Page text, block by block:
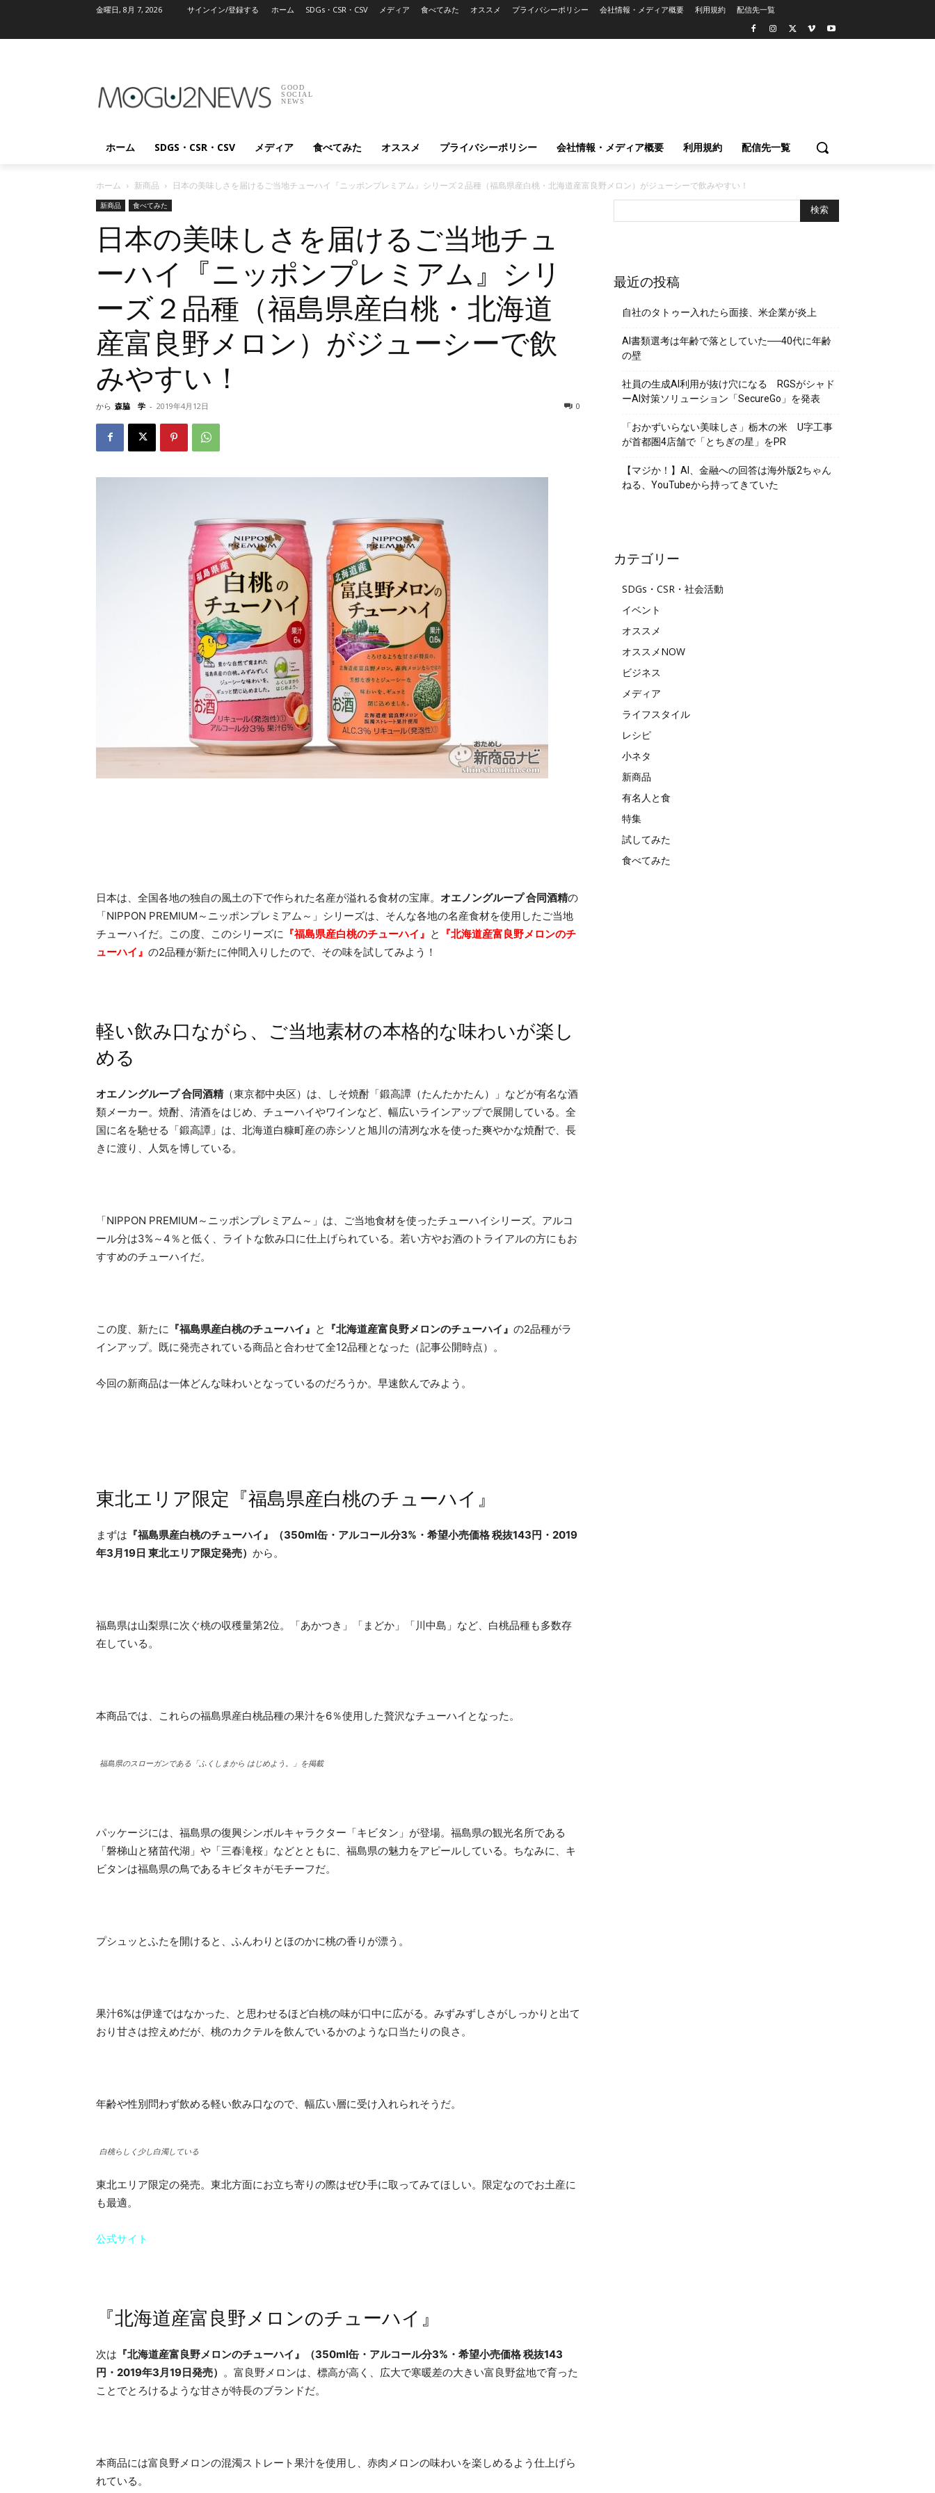
金曜日, 8月 7, 2026 サインイン/登録する ホーム SDGs・CSR・CSV メディア 食べてみた オススメ プライバシーポリシー 会社情報・メディア概要 利用規約 配信先一覧
GOOD
SOCIAL
NEWS
ホーム SDGS・CSR・CSV メディア 食べてみた オススメ プライバシーポリシー 会社情報・メディア概要 利用規約 配信先一覧
ホーム 新商品 日本の美味しさを届けるご当地チューハイ『ニッポンプレミアム』シリーズ２品種（福島県産白桃・北海道産富良野メロン）がジューシーで飲みやすい！
新商品 食べてみた
日本の美味しさを届けるご当地チュ
ーハイ『ニッポンプレミアム』シリ
ーズ２品種（福島県産白桃・北海道
産富良野メロン）がジューシーで飲
みやすい！
から 森脇 学 - 2019年4月12日 0
日本は、全国各地の独自の風土の下で作られた名産が溢れる食材の宝庫。 オエノングループ 合同酒精の
「NIPPON PREMIUM～ニッポンプレミアム～」シリーズは、そんな各地の名産食材を使用したご当地
チューハイだ。この度、このシリーズに 『福島県産白桃のチューハイ』 と
『北海道産富良野メロンのチ
ューハイ』 の2品種が新たに仲間入りしたので、その味を試してみよう！
軽い飲み口ながら、ご当地素材の本格的な味わいが楽し
める
オエノングループ 合同酒精（東京都中央区）は、しそ焼酎「鍛高譚（たんたかたん）」などが有名な酒
類メーカー。焼酎、清酒をはじめ、チューハイやワインなど、幅広いラインアップで展開している。全
国に名を馳せる「鍛高譚」は、北海道白糠町産の赤シソと旭川の清冽な水を使った爽やかな焼酎で、長
きに渡り、人気を博している。
「NIPPON PREMIUM～ニッポンプレミアム～」は、ご当地食材を使ったチューハイシリーズ。アルコ
ール分は3%～4％と低く、ライトな飲み口に仕上げられている。若い方やお酒のトライアルの方にもお
すすめのチューハイだ。
この度、新たに 『福島県産白桃のチューハイ』 と 『北海道産富良野メロンのチューハイ』 の2品種がラ
インアップ。既に発売されている商品と合わせて全12品種となった（記事公開時点）。
今回の新商品は一体どんな味わいとなっているのだろうか。早速飲んでみよう。
東北エリア限定『福島県産白桃のチューハイ』
まずは 『福島県産白桃のチューハイ』（350ml缶・アルコール分3%・希望小売価格 税抜143円・2019
年3月19日 東北エリア限定発売） から。
福島県は山梨県に次ぐ桃の収穫量第2位。「あかつき」「まどか」「川中島」など、白桃品種も多数存
在している。
本商品では、これらの福島県産白桃品種の果汁を6％使用した贅沢なチューハイとなった。
福島県のスローガンである「ふくしまから はじめよう。」を掲載
パッケージには、福島県の復興シンボルキャラクター「キビタン」が登場。福島県の観光名所である
「磐梯山と猪苗代湖」や「三春滝桜」などとともに、福島県の魅力をアピールしている。ちなみに、キ
ビタンは福島県の鳥であるキビタキがモチーフだ。
プシュッとふたを開けると、ふんわりとほのかに桃の香りが漂う。
果汁6%は伊達ではなかった、と思わせるほど白桃の味が口中に広がる。みずみずしさがしっかりと出て
おり甘さは控えめだが、桃のカクテルを飲んでいるかのような口当たりの良さ。
年齢や性別問わず飲める軽い飲み口なので、幅広い層に受け入れられそうだ。
白桃らしく少し白濁している
東北エリア限定の発売。東北方面にお立ち寄りの際はぜひ手に取ってみてほしい。限定なのでお土産に
も最適。
公式サイト
『北海道産富良野メロンのチューハイ』
次は 『北海道産富良野メロンのチューハイ』（350ml缶・アルコール分3%・希望小売価格 税抜143
円・2019年3月19日発売） 。富良野メロンは、標高が高く、広大で寒暖差の大きい富良野盆地で育った
ことでとろけるような甘さが特長のブランドだ。
本商品には富良野メロンの混濁ストレート果汁を使用し、赤肉メロンの味わいを楽しめるよう仕上げら
れている。
最近の投稿
自社のタトゥー入れたら面接、米企業が炎上
AI書類選考は年齢で落としていた──40代に年齢
の壁
社員の生成AI利用が抜け穴になる RGSがシャド
ーAI対策ソリューション「SecureGo」を発表
「おかずいらない美味しさ」栃木の米 U字工事
が首都圏4店舗で「とちぎの星」をPR
【マジか！】AI、金融への回答は海外版2ちゃん
ねる、YouTubeから持ってきていた
カテゴリー
SDGs・CSR・社会活動
イベント
オススメ
オススメNOW
ビジネス
メディア
ライフスタイル
レシピ
小ネタ
新商品
有名人と食
特集
試してみた
食べてみた